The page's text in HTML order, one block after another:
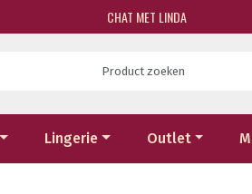
CHAT MET LINDA
Lingerie Outlet